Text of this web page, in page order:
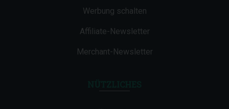
Werbung schalten
Affiliate-Newsletter
Merchant-Newsletter